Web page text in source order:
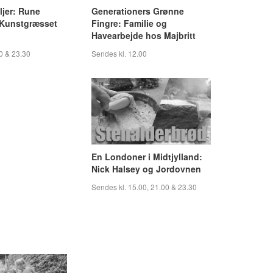
Rune
& 23.30
Generationers Grønne
Fingre: Familie og
Havearbejde hos Majbritt
Sendes kl. 12.00
En Londoner i Midtjylland:
Nick Halsey og Jordovnen
Sendes kl. 15.00, 21.00 & 23.30